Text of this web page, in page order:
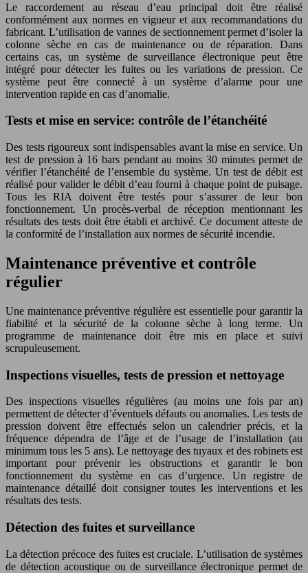
Le raccordement au réseau d’eau principal doit être réalisé
conformément aux normes en vigueur et aux recommandations du
fabricant. L’utilisation de vannes de sectionnement permet d’isoler la
colonne sèche en cas de maintenance ou de réparation. Dans
certains cas, un système de surveillance électronique peut être
intégré pour détecter les fuites ou les variations de pression. Ce
système peut être connecté à un système d’alarme pour une
intervention rapide en cas d’anomalie.
Tests et mise en service: contrôle de l’étanchéité
Des tests rigoureux sont indispensables avant la mise en service. Un
test de pression à 16 bars pendant au moins 30 minutes permet de
vérifier l’étanchéité de l’ensemble du système. Un test de débit est
réalisé pour valider le débit d’eau fourni à chaque point de puisage.
Tous les RIA doivent être testés pour s’assurer de leur bon
fonctionnement. Un procès-verbal de réception mentionnant les
résultats des tests doit être établi et archivé. Ce document atteste de
la conformité de l’installation aux normes de sécurité incendie.
Maintenance préventive et contrôle
régulier
Une maintenance préventive régulière est essentielle pour garantir la
fiabilité et la sécurité de la colonne sèche à long terme. Un
programme de maintenance doit être mis en place et suivi
scrupuleusement.
Inspections visuelles, tests de pression et nettoyage
Des inspections visuelles régulières (au moins une fois par an)
permettent de détecter d’éventuels défauts ou anomalies. Les tests de
pression doivent être effectués selon un calendrier précis, et la
fréquence dépendra de l’âge et de l’usage de l’installation (au
minimum tous les 5 ans). Le nettoyage des tuyaux et des robinets est
important pour prévenir les obstructions et garantir le bon
fonctionnement du système en cas d’urgence. Un registre de
maintenance détaillé doit consigner toutes les interventions et les
résultats des tests.
Détection des fuites et surveillance
La détection précoce des fuites est cruciale. L’utilisation de systèmes
de détection acoustique ou de surveillance électronique permet de